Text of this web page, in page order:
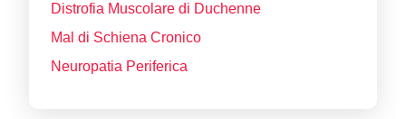
Distrofia Muscolare di Duchenne
Mal di Schiena Cronico
Neuropatia Periferica